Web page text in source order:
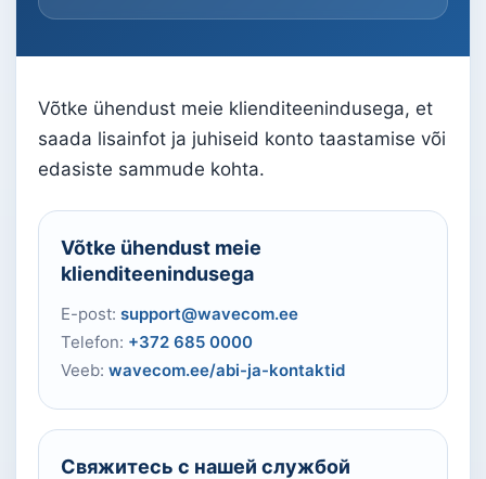
Võtke ühendust meie klienditeenindusega, et
saada lisainfot ja juhiseid konto taastamise või
edasiste sammude kohta.
Võtke ühendust meie
klienditeenindusega
E-post: support@wavecom.ee
Telefon: +372 685 0000
Veeb: wavecom.ee/abi-ja-kontaktid
Свяжитесь с нашей службой